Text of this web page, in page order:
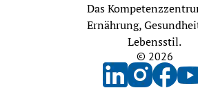
Das
Ernährung,
Lebensstil.
© 2026